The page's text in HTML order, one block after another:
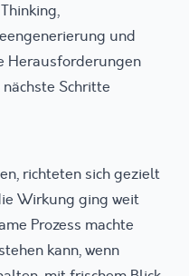
und
Herausforderungen
Schritte
richteten sich gezielt
Wirkung ging weit
Prozess machte
kann, wenn